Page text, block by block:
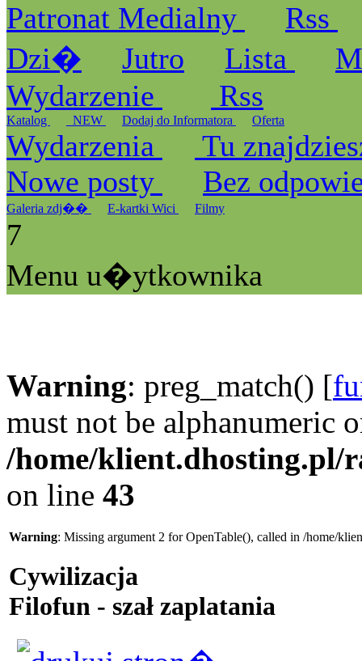
Patronat Medialny
Rss
Dzi�
Jutro Lista
Wydarzenie
Rss
Katalog _NEW Dodaj do Informatora Oferta
Wydarzenia
Tu
Nowe posty
Bez
Galeria zdj�� E-kartki Wici Filmy
7
Menu u�ytkownika
Warning: preg_match() [
must not be alphanumeric
/home/klient.dhosting.pl/
on line 43
Warning: Missing argument 2 for OpenTable(), called in /home/
Cywilizacja
Filofun - szał zaplatania